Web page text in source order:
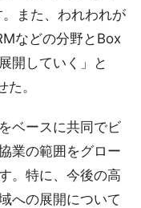
また、われわれが
などの分野とBox
開していく」と
。
ベースに共同でビ
業の範囲をグロー
。特に、今後の高
への展開について